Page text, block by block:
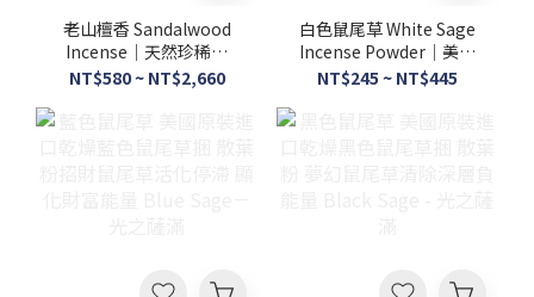
老山檀香 Sandalwood
Incense｜天然珍稀檀
香・沉穩木質香氣・7吋
臥香線香－光之薩滿
NT$580 ~ NT$2,660
白色鼠尾草 White Sage
Incense Powder｜美國
進口天然鼠尾草・精緻研
NT$245 ~ NT$445